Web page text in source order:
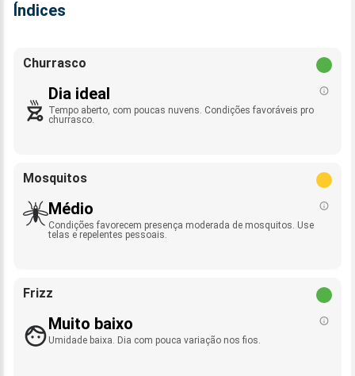
Índices
Churrasco
Dia ideal
Tempo aberto, com poucas nuvens. Condições favoráveis pro
churrasco.
Mosquitos
Médio
Condições favorecem presença moderada de mosquitos. Use
telas e repelentes pessoais.
Frizz
Muito baixo
Umidade baixa. Dia com pouca variação nos fios.